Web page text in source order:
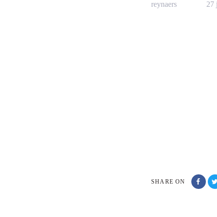
reynaers 27
SHARE ON